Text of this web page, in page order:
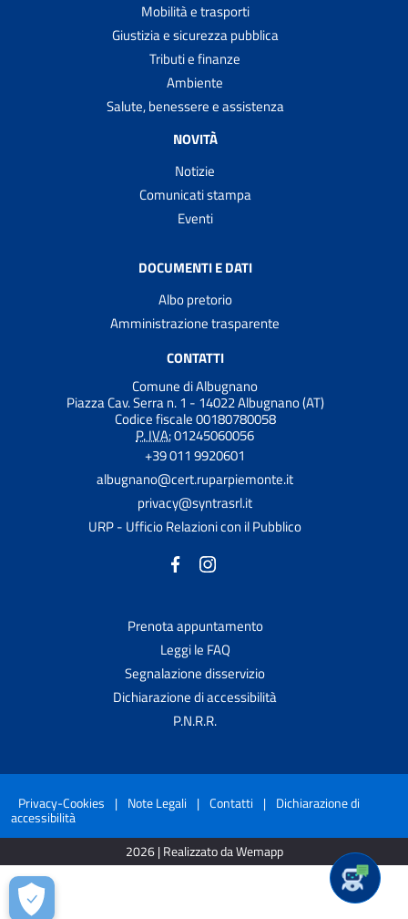
Mobilità e trasporti
Giustizia e sicurezza pubblica
Tributi e finanze
Ambiente
Salute, benessere e assistenza
NOVITÀ
Notizie
Comunicati stampa
Eventi
DOCUMENTI E DATI
Albo pretorio
Amministrazione trasparente
CONTATTI
Comune di Albugnano
Piazza Cav. Serra n. 1 - 14022 Albugnano (AT)
Codice fiscale 00180780058
P. IVA:01245060056
+39 011 9920601
albugnano@cert.ruparpiemonte.it
privacy@syntrasrl.it
URP - Ufficio Relazioni con il Pubblico
Prenota appuntamento
Leggi le FAQ
Segnalazione disservizio
Dichiarazione di accessibilità
P.N.R.R.
Privacy-Cookies | Note Legali | Contatti | Dichiarazione di
accessibilità
2026 | Realizzato da Wemapp